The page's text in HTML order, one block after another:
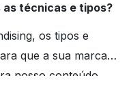
as técnicas e tipos?
os tipos e
que a sua marca
nosso conteúdo